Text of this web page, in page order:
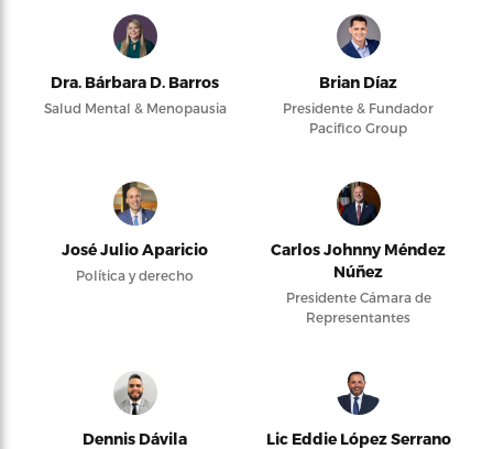
Dra. Bárbara D. Barros
Salud Mental & Menopausia
Brian Díaz
Presidente & Fundador
Pacifico Group
José Julio Aparicio
Política y derecho
Carlos Johnny Méndez
Núñez
Presidente Cámara de
Representantes
Dennis Dávila Lic Eddie López Serrano